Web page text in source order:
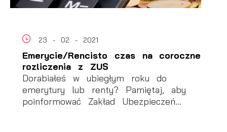
23 - 02 - 2021
Emerycie/Rencisto czas na coroczne
rozliczenia z ZUS
Dorabiałeś w ubiegłym roku do
emerytury lub renty? Pamiętaj, aby
poinformować Zakład Ubezpieczeń...